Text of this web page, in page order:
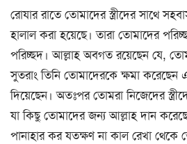
রোযার রাতে তোমাদের স্ত্রীদের সাথে
হালাল করা হয়েছে। তারা তোমাদের
পরিচ্ছদ। আল্লাহ অবগত রয়েছেন যে,
সুতরাং তিনি তোমাদেরকে ক্ষমা করেছেন
দিয়েছেন। অতঃপর তোমরা নিজেদের
যা কিছু তোমাদের জন্য আল্লাহ দান
পানাহার কর যতক্ষণ না কাল রেখা থেকে